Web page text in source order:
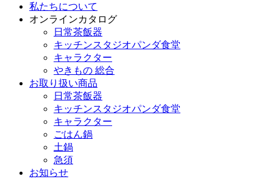
私たちについて
オンラインカタログ
日常茶飯器
キッチンスタジオパンダ食堂
キャラクター
やきもの 総合
お取り扱い商品
日常茶飯器
キッチンスタジオパンダ食堂
キャラクター
ごはん鍋
土鍋
急須
お知らせ